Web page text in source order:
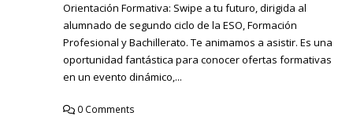
Orientación Formativa: Swipe a tu futuro, dirigida al
alumnado de segundo ciclo de la ESO, Formación
Profesional y Bachillerato. Te animamos a asistir. Es una
oportunidad fantástica para conocer ofertas formativas
en un evento dinámico,...
0 Comments